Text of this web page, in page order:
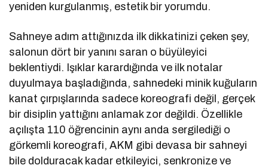
yeniden kurgulanmış, estetik bir yorumdu.
Sahneye adım attığınızda ilk dikkatinizi çeken şey,
salonun dört bir yanını saran o büyüleyici
beklentiydi. Işıklar karardığında ve ilk notalar
duyulmaya başladığında, sahnedeki minik kuğuların
kanat çırpışlarında sadece koreografi değil, gerçek
bir disiplin yattığını anlamak zor değildi. Özellikle
açılışta 110 öğrencinin aynı anda sergilediği o
görkemli koreografi, AKM gibi devasa bir sahneyi
bile dolduracak kadar etkileyici, senkronize ve